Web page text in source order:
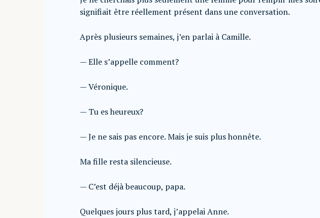
signifiait être réellement présent dans une conversation.
Après plusieurs semaines, j’en parlai à Camille.
— Elle s’appelle comment?
— Véronique.
— Tu es heureux?
— Je ne sais pas encore. Mais je suis plus honnête.
Ma fille resta silencieuse.
— C’est déjà beaucoup, papa.
Quelques jours plus tard, j’appelai Anne.